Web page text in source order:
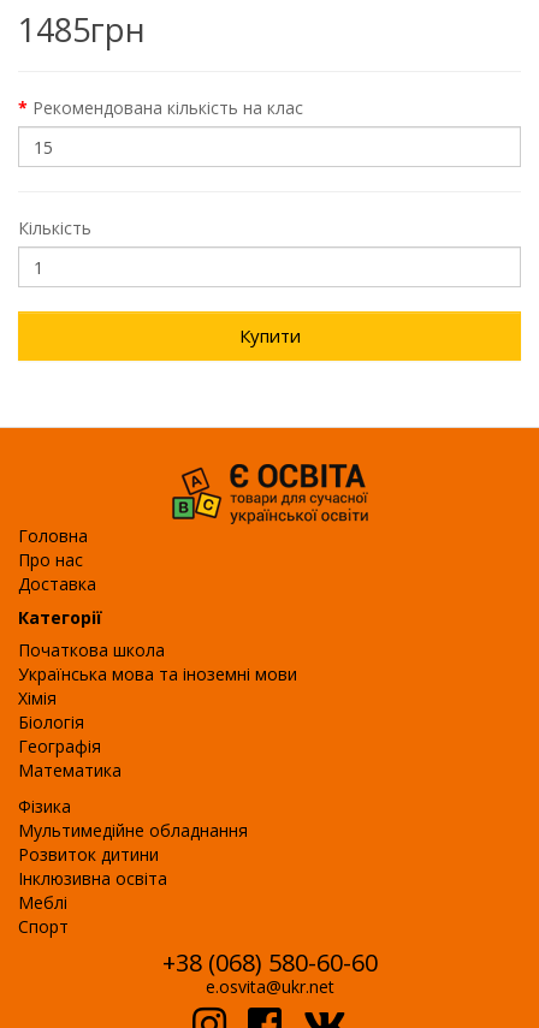
1485грн
Рекомендована кількість на клас
Кількість
Купити
Головна
Про нас
Доставка
Категорії
Початкова школа
Українська мова та іноземні мови
Хімія
Біологія
Географія
Математика
Фізика
Мультимедійне обладнання
Розвиток дитини
Інклюзивна освіта
Меблі
Спорт
+38 (068) 580-60-60
e.osvita@ukr.net